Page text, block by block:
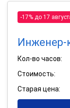
-17% до 17
Инженер-
Кол-во часов:
Стоимость:
Старая цена: